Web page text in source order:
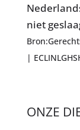
niet
|
ONZE